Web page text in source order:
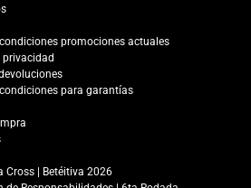
promociones actuales
privacidad
para garantías
Cross | Betéitiva 2026